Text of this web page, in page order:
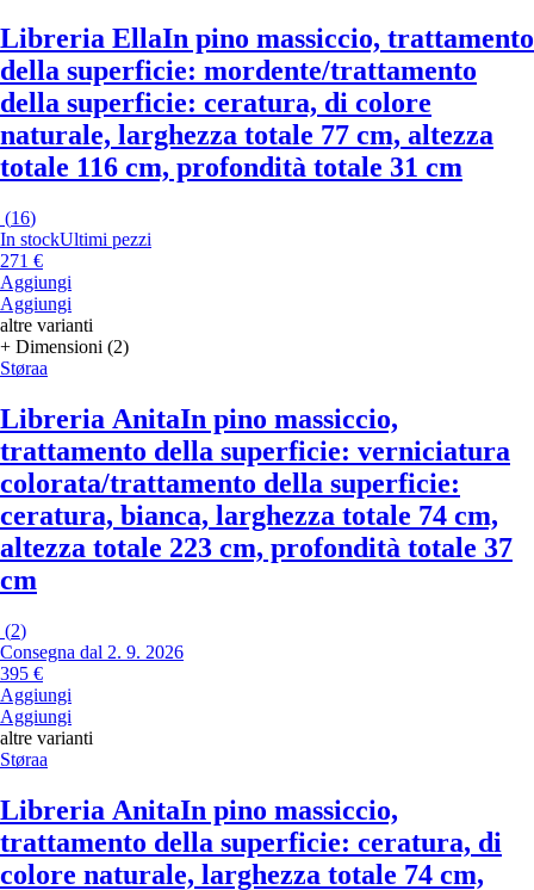
Libreria EllaIn pino massiccio, trattamento
della superficie: mordente/trattamento
della superficie: ceratura, di colore
naturale, larghezza totale 77 cm, altezza
totale 116 cm, profondità totale 31 cm
(16)
In stockUltimi pezzi
271 €
Aggiungi
Aggiungi
altre varianti
+ Dimensioni (2)
Støraa
Libreria AnitaIn pino massiccio,
trattamento della superficie: verniciatura
colorata/trattamento della superficie:
ceratura, bianca, larghezza totale 74 cm,
altezza totale 223 cm, profondità totale 37
cm
(2)
Consegna dal 2. 9. 2026
395 €
Aggiungi
Aggiungi
altre varianti
Støraa
Libreria AnitaIn pino massiccio,
trattamento della superficie: ceratura, di
colore naturale, larghezza totale 74 cm,